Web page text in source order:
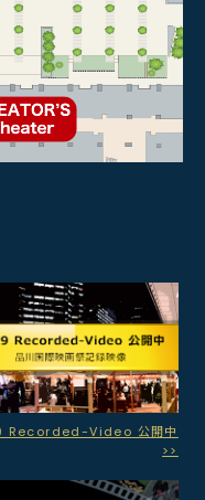
Recorded-Video 公開中
>>